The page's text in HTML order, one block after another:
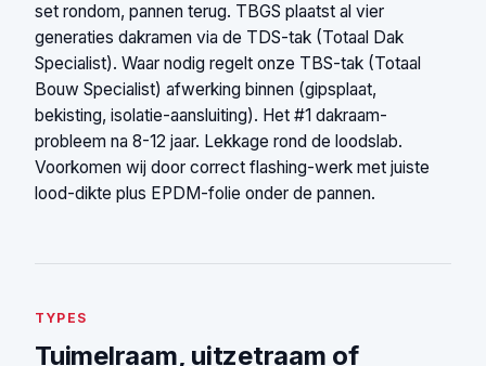
set rondom, pannen terug. TBGS plaatst al vier
generaties dakramen via de TDS-tak (Totaal Dak
Specialist). Waar nodig regelt onze TBS-tak (Totaal
Bouw Specialist) afwerking binnen (gipsplaat,
bekisting, isolatie-aansluiting). Het #1 dakraam-
probleem na 8-12 jaar. Lekkage rond de loodslab.
Voorkomen wij door correct flashing-werk met juiste
lood-dikte plus EPDM-folie onder de pannen.
TYPES
Tuimelraam, uitzetraam of